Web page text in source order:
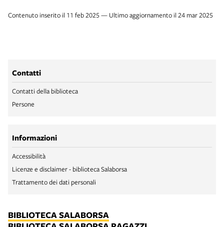
Contenuto inserito il 11 feb 2025 — Ultimo aggiornamento il 24 mar 2025
Contatti
Contatti della biblioteca
Persone
Informazioni
Accessibilità
Licenze e disclaimer - biblioteca Salaborsa
Trattamento dei dati personali
BIBLIOTECA SALABORSA